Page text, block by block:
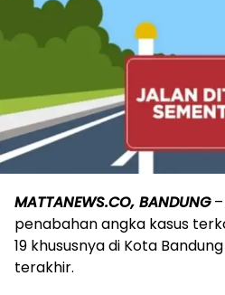
MATTANEWS.CO, BANDUNG–
penabahan angka kasus
19 khususnya di Kota
terakhir.